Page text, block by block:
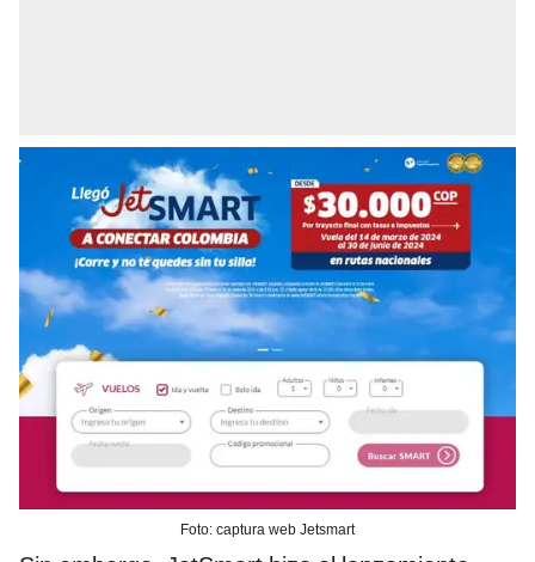
Foto: captura web Jetsmart